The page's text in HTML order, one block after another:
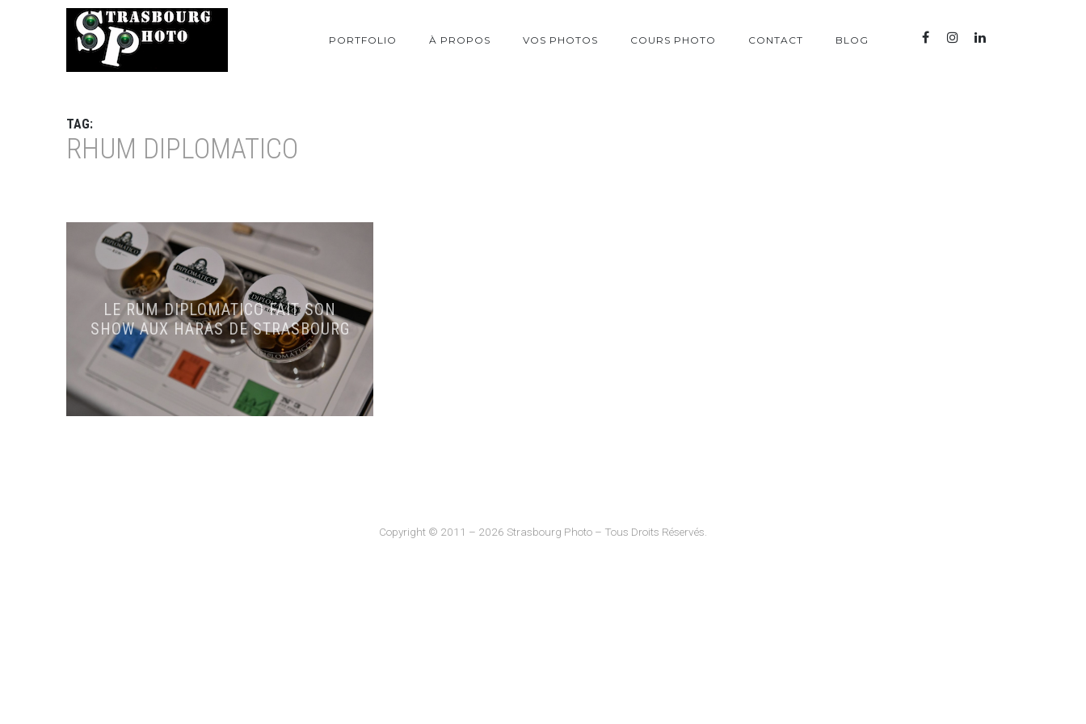
PORTFOLIO À PROPOS VOS PHOTOS COURS PHOTO CONTACT BLOG
TAG:
RHUM DIPLOMATICO
LE RUM DIPLOMATICO FAIT SON
SHOW AUX HARAS DE STRASBOURG
Copyright © 2011 – 2026 Strasbourg Photo – Tous Droits Réservés.